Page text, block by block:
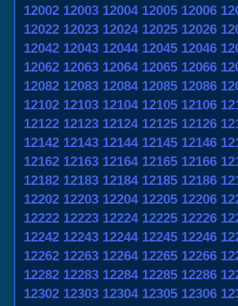
12002 12003 12004 12005 12006
12022 12023 12024 12025 12026
12042 12043 12044 12045 12046
12062 12063 12064 12065 12066
12082 12083 12084 12085 12086
12102 12103 12104 12105 12106
12122 12123 12124 12125 12126
12142 12143 12144 12145 12146
12162 12163 12164 12165 12166
12182 12183 12184 12185 12186
12202 12203 12204 12205 12206
12222 12223 12224 12225 12226
12242 12243 12244 12245 12246
12262 12263 12264 12265 12266
12282 12283 12284 12285 12286
12302 12303 12304 12305 12306